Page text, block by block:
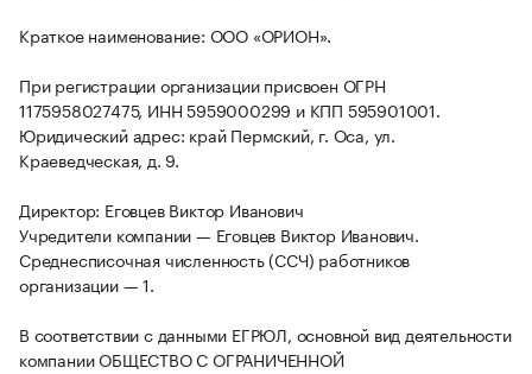
Краткое наименование: ООО «ОРИОН».
При регистрации организации присвоен ОГРН
1175958027475, ИНН 5959000299 и КПП 595901001.
Юридический адрес: край Пермский, г. Оса, ул.
Краеведческая, д. 9.
Директор: Еговцев Виктор Иванович
Учредители компании — Еговцев Виктор Иванович.
Среднесписочная численность (ССЧ) работников
организации — 1.
В соответствии с данными ЕГРЮЛ, основной вид деятельности
компании ОБЩЕСТВО С ОГРАНИЧЕННОЙ